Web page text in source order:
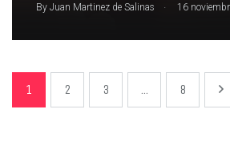
By Juan Martinez de Salinas 16
1 2 3 ... 8